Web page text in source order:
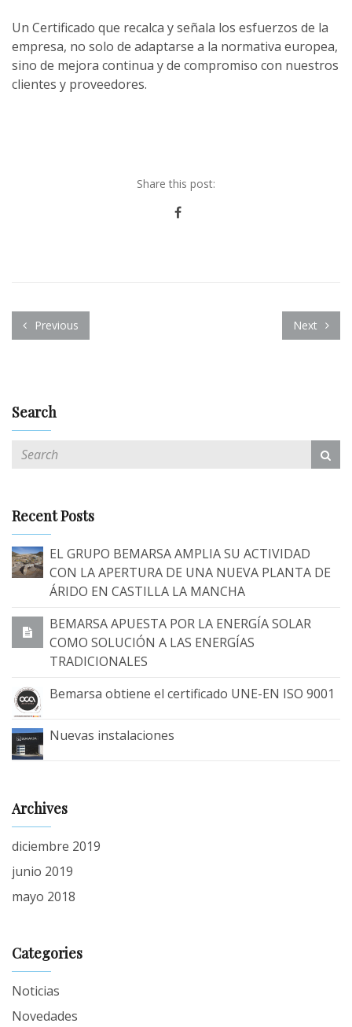
Un Certificado que recalca y señala los esfuerzos de la
empresa, no solo de adaptarse a la normativa europea,
sino de mejora continua y de compromiso con nuestros
clientes y proveedores.
Share this post:
Previous Next
Search
Recent Posts
EL GRUPO BEMARSA AMPLIA SU ACTIVIDAD
CON LA APERTURA DE UNA NUEVA PLANTA DE
ÁRIDO EN CASTILLA LA MANCHA
BEMARSA APUESTA POR LA ENERGÍA SOLAR
COMO SOLUCIÓN A LAS ENERGÍAS
TRADICIONALES
Bemarsa obtiene el certificado UNE-EN ISO 9001
Nuevas instalaciones
Archives
diciembre 2019
junio 2019
mayo 2018
Categories
Noticias
Novedades